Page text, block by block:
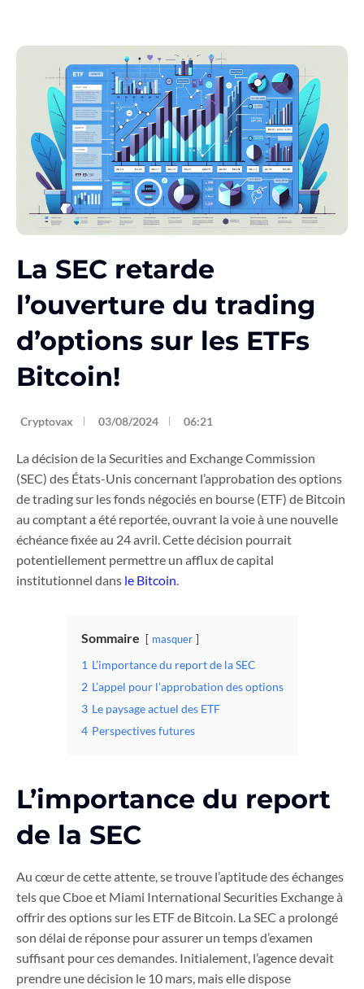
La SEC retarde
l’ouverture du trading
d’options sur les ETFs
Bitcoin!
Cryptovax 03/08/2024 06:21
La décision de la Securities and Exchange Commission
(SEC) des États-Unis concernant l’approbation des options
de trading sur les fonds négociés en bourse (ETF) de Bitcoin
au comptant a été reportée, ouvrant la voie à une nouvelle
échéance fixée au 24 avril. Cette décision pourrait
potentiellement permettre un afflux de capital
institutionnel dans le Bitcoin.
Sommaire masquer
1 L’importance du report de la SEC
2 L’appel pour l’approbation des options
3 Le paysage actuel des ETF
4 Perspectives futures
L’importance du report
de la SEC
Au cœur de cette attente, se trouve l’aptitude des échanges
tels que Cboe et Miami International Securities Exchange à
offrir des options sur les ETF de Bitcoin. La SEC a prolongé
son délai de réponse pour assurer un temps d’examen
suffisant pour ces demandes. Initialement, l’agence devait
prendre une décision le 10 mars, mais elle dispose